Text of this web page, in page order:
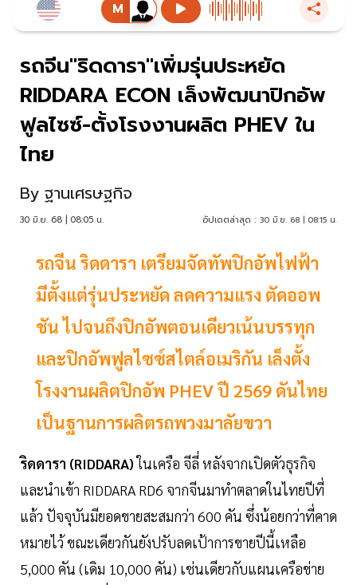
รถจีน"ริดดารา"เพิ่มรุ่นประหยัด
RIDDARA ECON เล็งพัฒนาปิกอัพ
ฟูลไซซ์-ตั้งโรงงานผลิต PHEV ใน
ไทย
By ฐานเศรษฐกิจ
30 มิ.ย. 68 | 08:05 น. อัปเดตล่าสุด : 30 มิ.ย. 68 | 08:15 น.
รถจีน ริดดารา เตรียมจัดทัพปิกอัพไฟฟ้า
มีตั้งแต่รุ่นประหยัด ลดความแรง ตัดออพ
ชัน ไปจนถึงปิกอัพตอนเดียวเน้นบรรทุก
และปิกอัพฟูลไซซ์สไตล์อเมริกัน เล็งตั้ง
โรงงานผลิตปิกอัพ PHEV ปี 2569 ดันไทย
เป็นฐานการผลิตรถพวงมาลัยขวา
ริดดารา (RIDDARA)ในเครือ จีลี่ หลังจากเปิดตัวธุรกิจ
และนำเข้า RIDDARA RD6 จากจีนมาทำตลาดในไทยปีที่
แล้ว ปัจจุบันมียอดขายสะสมกว่า 600 คัน ซึ่งน้อยกว่าที่คาด
หมายไว้ ขณะเดียวกันยังปรับลดเป้าการขายปีนี้เหลือ
5,000 คัน (เดิม 10,000 คัน) เช่นเดียวกับแผนเครือข่าย